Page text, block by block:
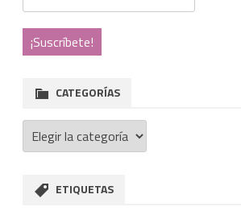
CATEGORÍAS
Categorías
ETIQUETAS